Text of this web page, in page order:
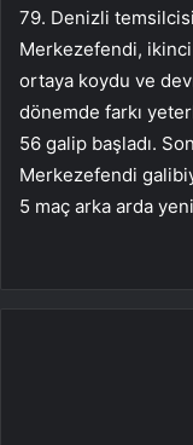
79. Denizli
Merkezefendi,
ortaya koydu ve
dönemde farkı
56 galip başladı.
Merkezefendi
5 maç arka arda